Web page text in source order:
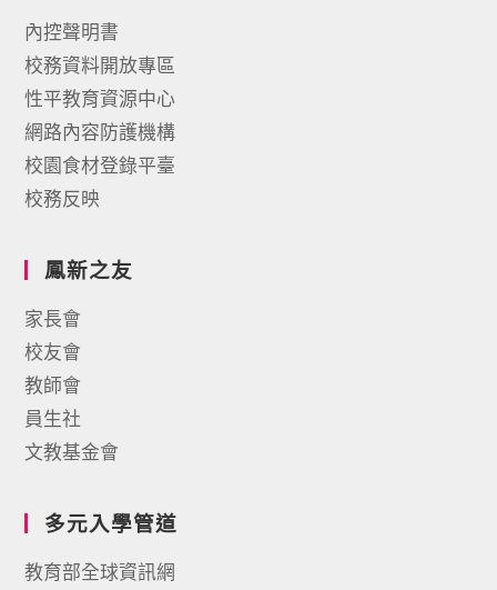
內控聲明書
校務資料開放專區
性平教育資源中心
網路內容防護機構
校園食材登錄平臺
校務反映
鳳新之友
家長會
校友會
教師會
員生社
文教基金會
多元入學管道
教育部全球資訊網